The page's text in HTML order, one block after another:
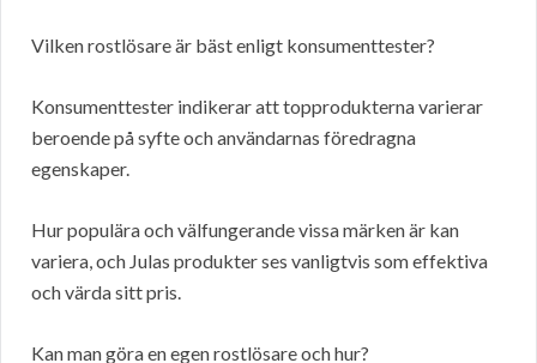
Vilken rostlösare är bäst enligt konsumenttester?
Konsumenttester indikerar att topprodukterna varierar
beroende på syfte och användarnas föredragna
egenskaper.
Hur populära och välfungerande vissa märken är kan
variera, och Julas produkter ses vanligtvis som effektiva
och värda sitt pris.
Kan man göra en egen rostlösare och hur?